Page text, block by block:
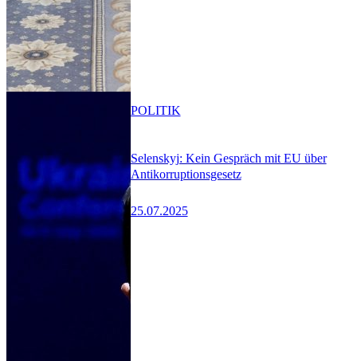
Selenskyj: Kein Gespräch mit EU über
Antikorruptionsgesetz
25.07.2025
POLITIK